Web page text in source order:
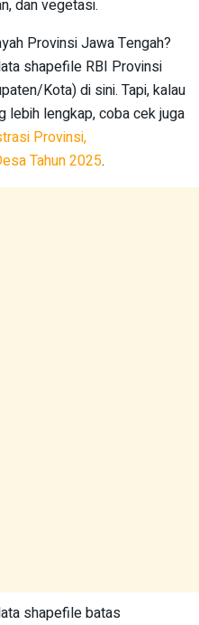
dan vegetasi.
Provinsi Jawa Tengah?
shapefile RBI Provinsi
Kota) di sini. Tapi, kalau
lebih lengkap, coba cek juga
Provinsi,
Tahun 2025.
shapefile batas